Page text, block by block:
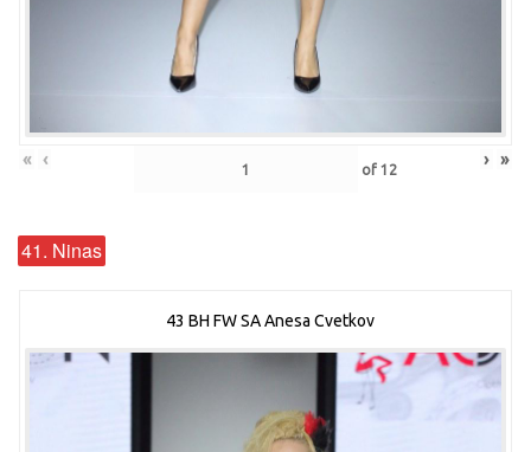
« ‹ of 12 › »
41. Ninas
43 BH FW SA Anesa Cvetkov